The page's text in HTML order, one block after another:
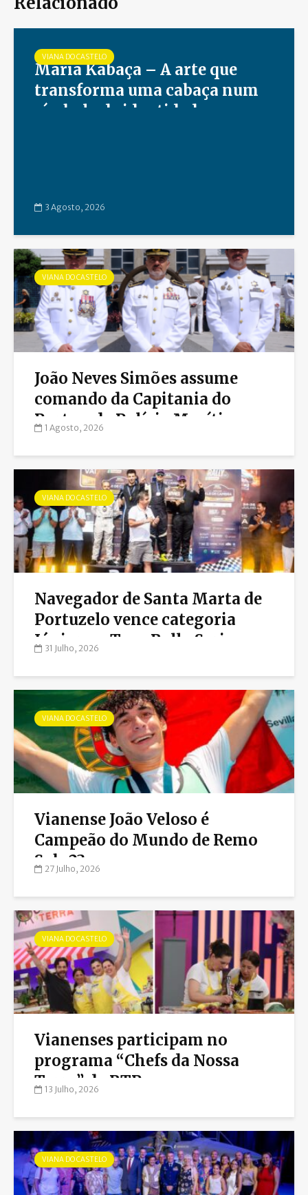
VIANA DO CASTELO
Maria Kabaça – A arte que
transforma uma cabaça num
símbolo de identidade,
3 Agosto, 2026
VIANA DO CASTELO
João Neves Simões assume
comando da Capitania do
Porto e da Polícia Marítima
1 Agosto, 2026
VIANA DO CASTELO
Navegador de Santa Marta de
Portuzelo vence categoria
Júnior na Taça Rally Series
31 Julho, 2026
VIANA DO CASTELO
Vianense João Veloso é
Campeão do Mundo de Remo
Sub-23
27 Julho, 2026
VIANA DO CASTELO
Vianenses participam no
programa “Chefs da Nossa
Terra” da RTP
13 Julho, 2026
VIANA DO CASTELO